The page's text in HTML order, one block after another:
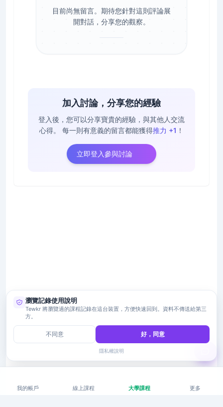
目前尚無留言。期待您針對這則評論展
開對話，分享您的觀察。
加入討論，分享您的經驗
登入後，您可以分享寶貴的經驗，與其他人交流
心得。
每一則有意義的留言都能獲得推力 +1 ！
立即登入參與討論
我的帳戶 線上課程 大學課程 更多
瀏覽記錄使用說明
Tewkr 將瀏覽過的課程記錄在這台裝置，方便快速回到。資料不傳送給第三
方。
不同意 好，同意
隱私權說明